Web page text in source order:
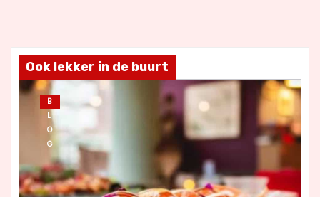
Ook lekker in de buurt
B
L
O
G